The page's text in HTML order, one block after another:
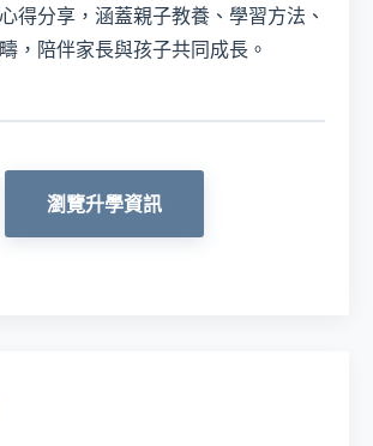
得分享，涵蓋親子教養、學習方法、
，陪伴家長與孩子共同成長。
瀏覽升學資訊